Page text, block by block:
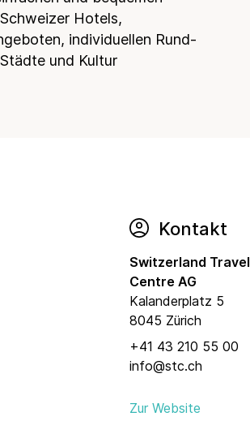
Hotels,
individuellen Rund-
und Kultur
Kontakt
Switzerland Travel
Centre AG
Kalanderplatz 5
8045 Zürich
+41 43 210 55 00
info@stc.ch
Zur Website